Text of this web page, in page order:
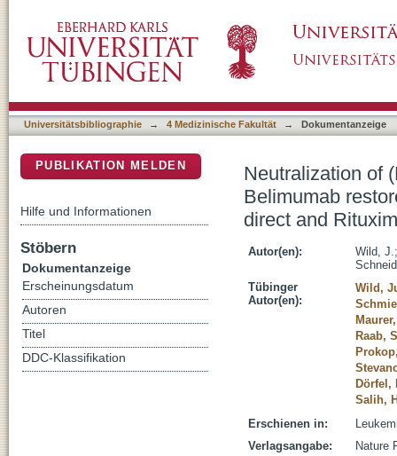
chronic lymphoid leukemia cells to direct
Universitätsbibliographie → 4 Medizinische Fakultät → Dokumentanzeige
Neutralization of
Belimumab
direct and
Autor(en): Wild, J.
Tübinger
Autor(en):
Wild,
Raab,
Dörfel,
Salih,
Erschienen in:
Verlagsangabe:
Nature
PUBLIKATION MELDEN
Hilfe und Informationen
Stöbern
Dokumentanzeige
Erscheinungsdatum
Autoren
Titel
DDC-Klassifikation